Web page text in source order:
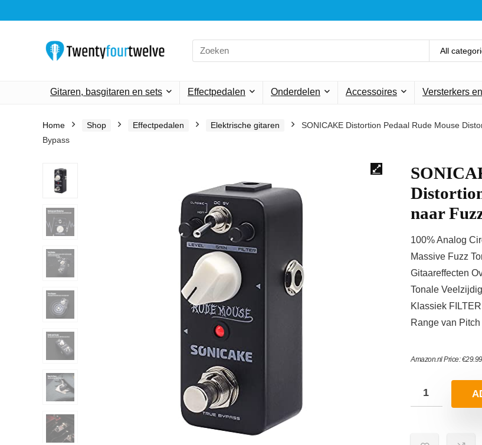
Search
for:
All
Gitaren, basgitaren en sets Effectpedalen Onderdelen Accessoires Versterkers
Home Shop Effectpedalen Elektrische gitaren
SONICAKE Distortion Pedaal Rude Mouse
Bypass
naar
100% Analog
Massive Fuzz
Gitaareffecten
Tonale
Klassiek
Range van
Amazon.nl Price:€29.99